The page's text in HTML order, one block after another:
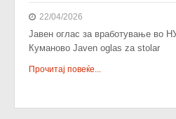
22/04/2026
Јавен оглас за вработување во
Куманово Javen oglas za stolar
Прочитај повеќе...